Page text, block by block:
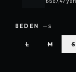
BEDEN —S
L M S